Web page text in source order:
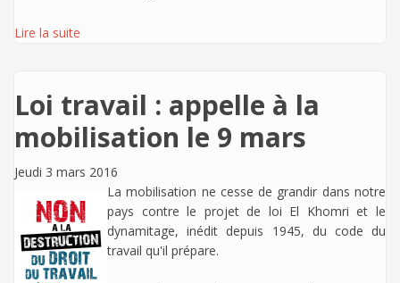
Lire la suite
Loi travail : appelle à la
mobilisation le 9 mars
Jeudi 3 mars 2016
La mobilisation ne cesse de grandir dans notre
pays contre le projet de loi El Khomri et le
dynamitage, inédit depuis 1945, du code du
travail qu'il prépare.